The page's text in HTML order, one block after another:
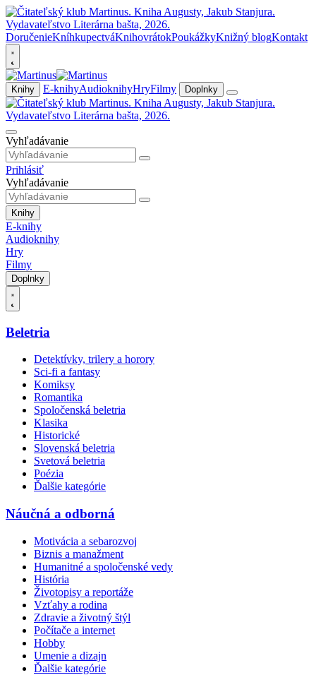
DoručenieKníhkupectváKnihovrátokPoukážkyKnižný blogKontakt
Knihy E-knihyAudioknihyHryFilmy Doplnky
Vyhľadávanie
Prihlásiť
Vyhľadávanie
Knihy
E-knihy
Audioknihy
Hry
Filmy
Doplnky
Beletria
Detektívky, trilery a horory
Sci-fi a fantasy
Komiksy
Romantika
Spoločenská beletria
Klasika
Historické
Slovenská beletria
Svetová beletria
Poézia
Ďalšie kategórie
Náučná a odborná
Motivácia a sebarozvoj
Biznis a manažment
Humanitné a spoločenské vedy
História
Životopisy a reportáže
Vzťahy a rodina
Zdravie a životný štýl
Počítače a internet
Hobby
Umenie a dizajn
Ďalšie kategórie